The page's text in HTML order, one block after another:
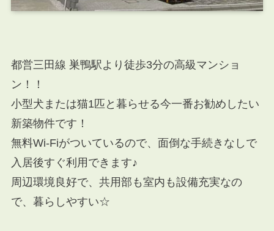
都営三田線 巣鴨駅より徒歩3分の高級マンショ
ン！！
小型犬または猫1匹と暮らせる今一番お勧めしたい
新築物件です！
無料Wi-Fiがついているので、面倒な手続きなしで
入居後すぐ利用できます♪
周辺環境良好で、共用部も室内も設備充実なの
で、暮らしやすい☆